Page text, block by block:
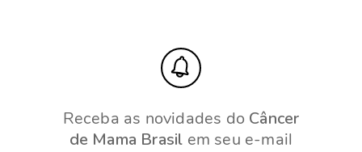
Receba as novidades do Câncer
de Mama Brasil em seu e-mail